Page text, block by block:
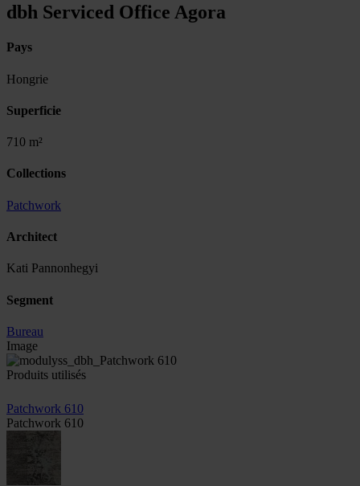
dbh Serviced Office Agora
Pays
Hongrie
Superficie
710 m²
Collections
Patchwork
Architect
Kati Pannonhegyi
Segment
Bureau
Image
Produits utilisés
Patchwork 610
Patchwork 610